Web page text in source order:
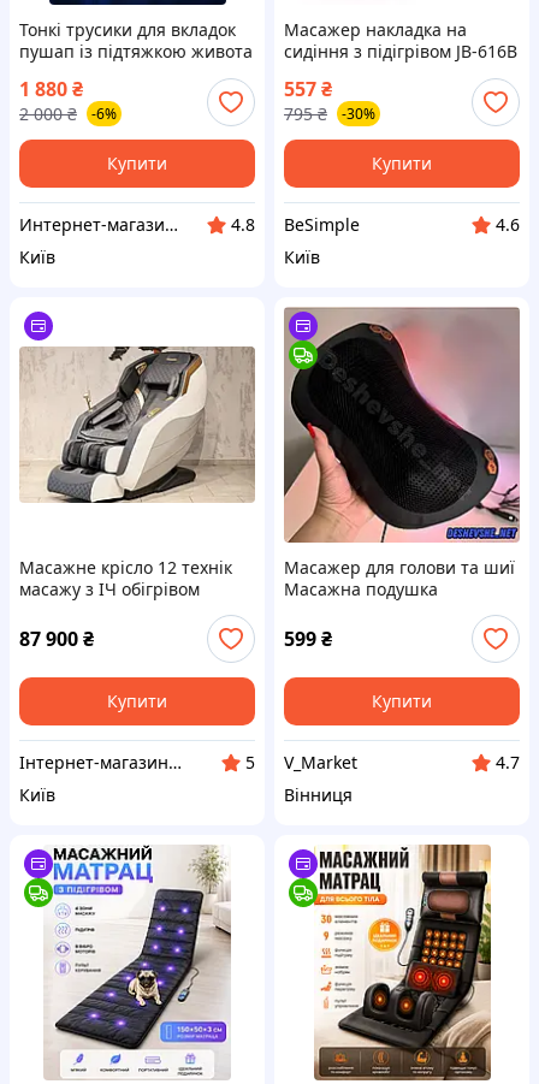
Тонкі трусики для вкладок
пушап із підтяжкою живота
накладка на сідниці)
1 880₴
2 000 ₴ -6%
Купити
Интернет-магазин "Милаша" milasha.com.ua
4.8
Київ
Масажер накладка на
сидіння з підігрівом JB-616B
накидка з вібрацією для
авто
557₴
795 ₴ -30%
Купити
BeSimple
4.6
Київ
Масажне крісло 12 технік
масажу з ІЧ обігрівом
масажні крісла на зріст 190
см
87 900₴
Купити
Інтернет-магазин "ІдеалПлюс"
5
Київ
Масажер для голови та шиї
Масажна подушка
подушка для масажу
iTrendy Black
599₴
Купити
V_Market
4.7
Вінниця